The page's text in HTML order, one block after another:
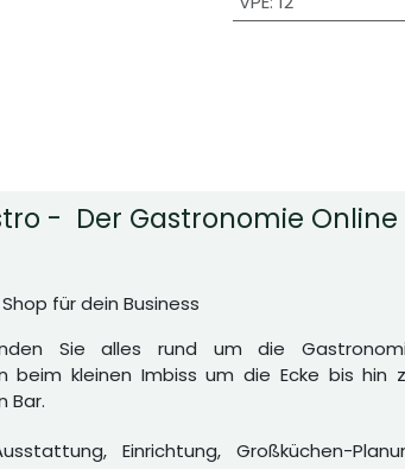
- Der Gastronomie Online
für dein Business
Sie alles rund um die
beim kleinen Imbiss um die Ecke bis hin
Bar.
Einrichtung, Großküchen-